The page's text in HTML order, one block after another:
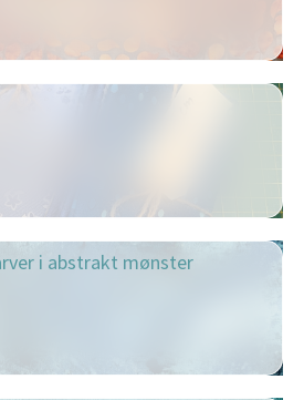
i abstrakt mønster